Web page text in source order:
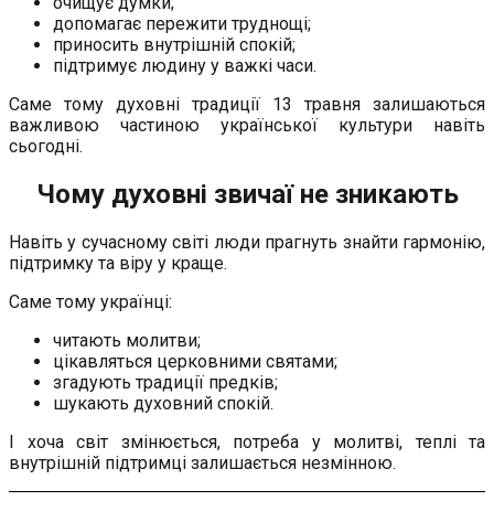
допомагає пережити труднощі;
приносить внутрішній спокій;
підтримує людину у важкі часи.
Саме тому духовні традиції 13 травня залишаються
важливою частиною української культури навіть
сьогодні.
Чому духовні звичаї не зникають
Навіть у сучасному світі люди прагнуть знайти гармонію,
підтримку та віру у краще.
Саме тому українці:
читають молитви;
цікавляться церковними святами;
згадують традиції предків;
шукають духовний спокій.
І хоча світ змінюється, потреба у молитві, теплі та
внутрішній підтримці залишається незмінною.